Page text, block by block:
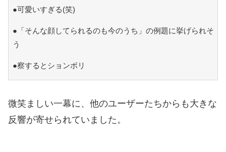
●可愛いすぎる(笑)
●「そんな顔してられるのも今のうち」の例題に挙げられそ
う
●察するとションボリ
微笑ましい一幕に、他のユーザーたちからも大きな
反響が寄せられていました。